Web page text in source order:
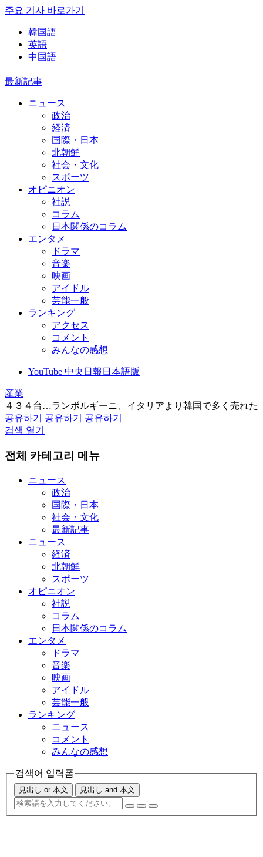
주요 기사 바로가기
韓国語
英語
中国語
最新記事
ニュース
政治
経済
国際・日本
北朝鮮
社会・文化
スポーツ
オピニオン
社説
コラム
日本関係のコラム
エンタメ
ドラマ
音楽
映画
アイドル
芸能一般
ランキング
アクセス
コメント
みんなの感想
YouTube 中央日報日本語版
産業
４３４台…ランボルギーニ、イタリアより韓国で多く売れた
공유하기
공유하기
공유하기
검색 열기
전체 카테고리 메뉴
ニュース
政治
国際・日本
社会・文化
最新記事
ニュース
経済
北朝鮮
スポーツ
オピニオン
社説
コラム
日本関係のコラム
エンタメ
ドラマ
音楽
映画
アイドル
芸能一般
ランキング
ニュース
コメント
みんなの感想
검색어 입력폼
見出し or 本文 見出し and 本文